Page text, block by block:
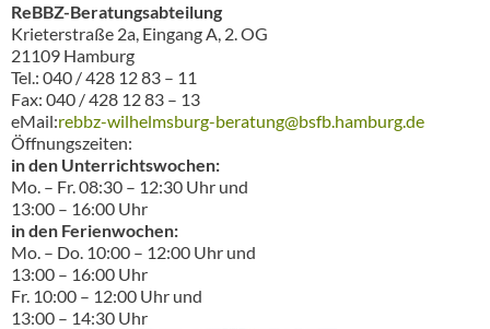
ReBBZ-Beratungsabteilung
Krieterstraße 2a, Eingang A, 2. OG
21109 Hamburg
Tel.: 040 / 428 12 83 – 11
Fax: 040 / 428 12 83 – 13
eMail:rebbz-wilhelmsburg-beratung@bsfb.hamburg.de
Öffnungszeiten:
in den Unterrichtswochen:
Mo. – Fr. 08:30 – 12:30 Uhr und
13:00 – 16:00 Uhr
in den Ferienwochen:
Mo. – Do. 10:00 – 12:00 Uhr und
13:00 – 16:00 Uhr
Fr. 10:00 – 12:00 Uhr und
13:00 – 14:30 Uhr